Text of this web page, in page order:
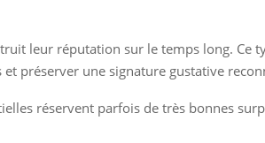
leur réputation sur le temps long. Ce
préserver une signature gustative
réservent parfois de très bonnes